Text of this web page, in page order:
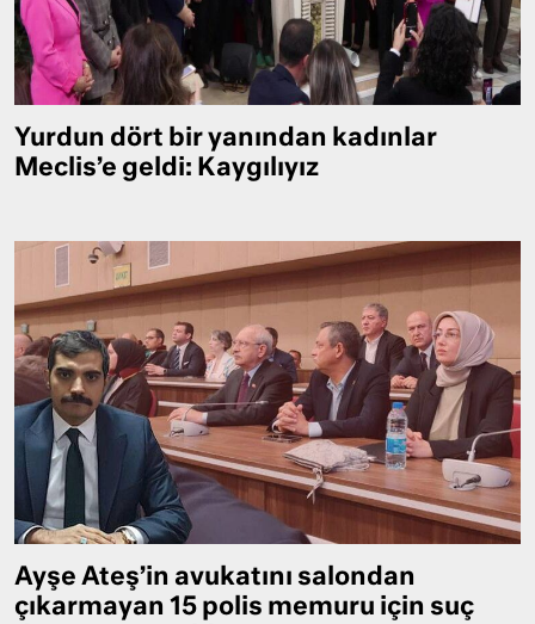
Yurdun dört bir yanından kadınlar
Meclis’e geldi: Kaygılıyız
Ayşe Ateş’in avukatını salondan
çıkarmayan 15 polis memuru için suç